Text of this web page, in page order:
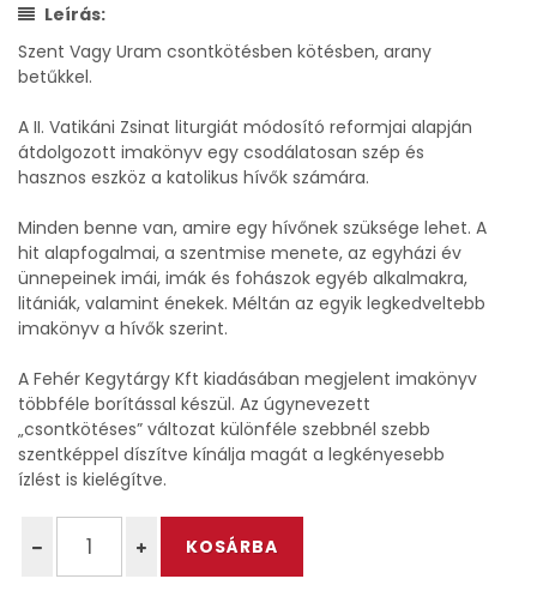
Leírás:
Szent Vagy Uram csontkötésben kötésben, arany
betűkkel.
A II. Vatikáni Zsinat liturgiát módosító reformjai alapján
átdolgozott imakönyv egy csodálatosan szép és
hasznos eszköz a katolikus hívők számára.
Minden benne van, amire egy hívőnek szüksége lehet. A
hit alapfogalmai, a szentmise menete, az egyházi év
ünnepeinek imái, imák és fohászok egyéb alkalmakra,
litániák, valamint énekek. Méltán az egyik legkedveltebb
imakönyv a hívők szerint.
A Fehér Kegytárgy Kft kiadásában megjelent imakönyv
többféle borítással készül. Az úgynevezett
„csontkötéses” változat különféle szebbnél szebb
szentképpel díszítve kínálja magát a legkényesebb
ízlést is kielégítve.